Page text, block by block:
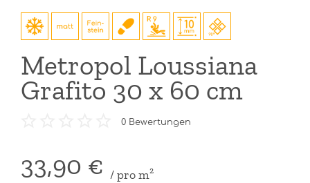
Metropol Loussiana
Grafito 30 x 60 cm
0 Bewertungen
33,90 € / pro m²